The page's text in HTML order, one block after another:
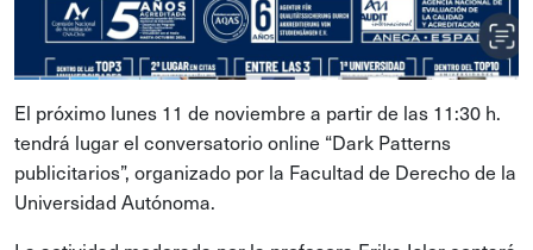
El próximo lunes 11 de noviembre a partir de las 11:30 h.
tendrá lugar el conversatorio online “Dark Patterns
publicitarios”, organizado por la Facultad de Derecho de la
Universidad Autónoma.